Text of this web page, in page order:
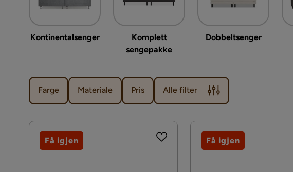
Kontinentalsenger
Komplett
sengepakke
Dobbeltsenger
Farge Materiale Pris Alle filter
Få igjen Få igjen